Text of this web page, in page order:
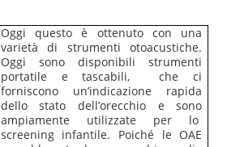
Oggi questo è ottenuto con una
varietà di strumenti otoacustiche.
Oggi sono disponibili strumenti
portatile e tascabili, che ci
forniscono un’indicazione rapida
dello stato dell’orecchio e sono
ampiamente utilizzate per lo
screening infantile. Poiché le OAE